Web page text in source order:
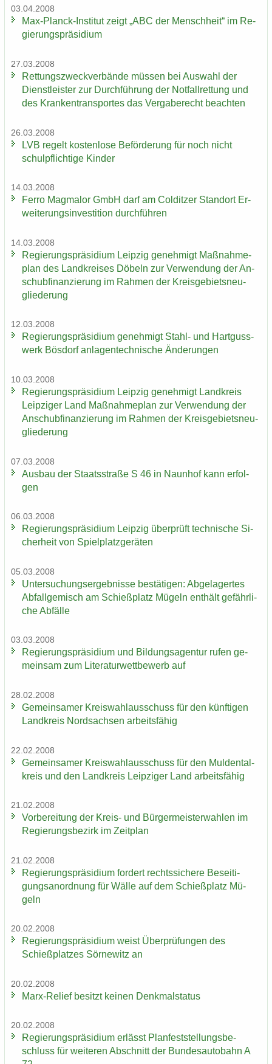
03.04.2008
Max-​Planck-Institut zeigt „ABC der Mensch­heit“ im Re­
gie­rungs­prä­si­di­um
27.03.2008
Ret­tungs­zweck­ver­bän­de müs­sen bei Aus­wahl der
Dienst­leis­ter zur Durch­füh­rung der Not­fall­ret­tung und
des Kran­ken­trans­por­tes das Ver­ga­be­recht be­ach­ten
26.03.2008
LVB re­gelt kos­ten­lo­se Be­för­de­rung für noch nicht
schul­pflich­ti­ge Kin­der
14.03.2008
Ferro Mag­ma­lor GmbH darf am Col­dit­zer Stand­ort Er­
wei­te­rungs­in­ves­ti­ti­on durch­füh­ren
14.03.2008
Re­gie­rungs­prä­si­di­um Leip­zig ge­neh­migt Maß­nah­me­
plan des Land­krei­ses Dö­beln zur Ver­wen­dung der An­
schub­fi­nan­zie­rung im Rah­men der Kreis­ge­biets­neu­
glie­de­rung
12.03.2008
Re­gie­rungs­prä­si­di­um ge­neh­migt Stahl-​ und Hart­guss­
werk Bös­dorf an­la­gen­tech­ni­sche Än­de­run­gen
10.03.2008
Re­gie­rungs­prä­si­di­um Leip­zig ge­neh­migt Land­kreis
Leip­zi­ger Land Maß­nah­me­plan zur Ver­wen­dung der
An­schub­fi­nan­zie­rung im Rah­men der Kreis­ge­biets­neu­
glie­de­rung
07.03.2008
Aus­bau der Staats­stra­ße S 46 in Naun­hof kann er­fol­
gen
06.03.2008
Re­gie­rungs­prä­si­di­um Leip­zig über­prüft tech­ni­sche Si­
cher­heit von Spiel­platz­ge­rä­ten
05.03.2008
Un­ter­su­chungs­er­geb­nis­se be­stä­ti­gen: Ab­ge­la­ger­tes
Ab­fall­ge­misch am Schieß­platz Mü­geln ent­hält ge­fähr­li­
che Ab­fäl­le
03.03.2008
Re­gie­rungs­prä­si­di­um und Bil­dungs­agen­tur rufen ge­
mein­sam zum Li­te­ra­tur­wett­be­werb auf
28.02.2008
Ge­mein­sa­mer Kreis­wahl­aus­schuss für den künf­ti­gen
Land­kreis Nord­sach­sen ar­beits­fä­hig
22.02.2008
Ge­mein­sa­mer Kreis­wahl­aus­schuss für den Mul­den­tal­
kreis und den Land­kreis Leip­zi­ger Land ar­beits­fä­hig
21.02.2008
Vor­be­rei­tung der Kreis-​ und Bür­ger­meis­ter­wah­len im
Re­gie­rungs­be­zirk im Zeit­plan
21.02.2008
Re­gie­rungs­prä­si­di­um for­dert rechts­si­che­re Be­sei­ti­
gungs­an­ord­nung für Wälle auf dem Schieß­platz Mü­
geln
20.02.2008
Re­gie­rungs­prä­si­di­um weist Über­prü­fun­gen des
Schieß­plat­zes Sör­ne­witz an
20.02.2008
Marx-​Relief be­sitzt kei­nen Denk­mal­sta­tus
20.02.2008
Re­gie­rungs­prä­si­di­um er­lässt Plan­fest­stel­lungs­be­
schluss für wei­te­ren Ab­schnitt der Bun­des­au­to­bahn A